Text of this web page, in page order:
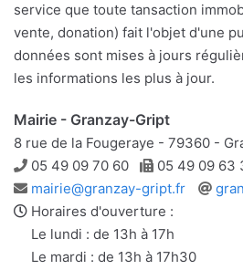
service que toute tansaction
vente, donation) fait l'objet d'une
données sont mises à jours
les informations les plus à jour.
Mairie - Granzay-Gript
8 rue de la Fougeraye - 79360 -
Téléphone
05 49 09 70 60 Télécopie
05 49 09 63
Adresse
e-
mail
mairie@granzay-gript.fr
Site
Horaires d'ouverture :
Le lundi : de 13h à 17h
Le mardi : de 13h à 17h30